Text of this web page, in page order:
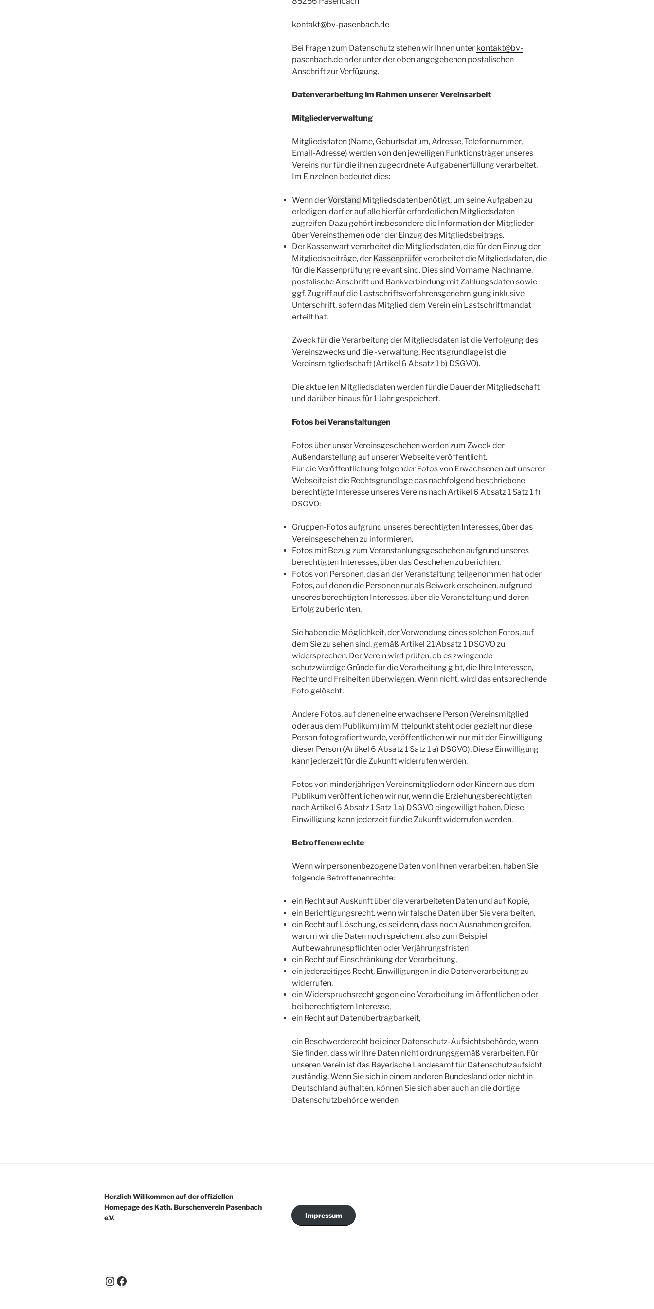
kontakt@bv-pasenbach.de
Bei Fragen zum Datenschutz stehen wir Ihnen unter kontakt@bv-
pasenbach.deoder unter der oben angegebenen postalischen
Anschrift zur Verfügung.
Datenverarbeitung im Rahmen unserer Vereinsarbeit
Mitgliederverwaltung
Mitgliedsdaten (Name, Geburtsdatum, Adresse, Telefonnummer,
Email-Adresse) werden von den jeweiligen Funktionsträger unseres
Vereins nur für die ihnen zugeordnete Aufgabenerfüllung verarbeitet.
Im Einzelnen bedeutet dies:
Wenn derVorstand Mitgliedsdaten benötigt, um seine Aufgaben zu
erledigen, darf er auf alle hierfür erforderlichen Mitgliedsdaten
zugreifen. Dazu gehört insbesondere die Information der Mitglieder
über Vereinsthemen oder der Einzug des Mitgliedsbeitrags.
Der Kassenwart verarbeitet die Mitgliedsdaten, die für den Einzug der
Mitgliedsbeiträge, der Kassenprüferverarbeitet die Mitgliedsdaten, die
für die Kassenprüfung relevant sind. Dies sind Vorname, Nachname,
postalische Anschrift und Bankverbindung mit Zahlungsdaten sowie
ggf. Zugriff auf die Lastschriftsverfahrensgenehmigung inklusive
Unterschrift, sofern das Mitglied dem Verein ein Lastschriftmandat
erteilt hat.
Zweck für die Verarbeitung der Mitgliedsdaten ist die Verfolgung des
Vereinszwecks und die -verwaltung. Rechtsgrundlage ist die
Vereinsmitgliedschaft (Artikel 6 Absatz 1 b) DSGVO).
Die aktuellen Mitgliedsdaten werden für die Dauer der Mitgliedschaft
und darüber hinaus für 1 Jahr gespeichert.
Fotos bei Veranstaltungen
Fotos über unser Vereinsgeschehen werden zum Zweck der
Außendarstellung auf unserer Webseite veröffentlicht.
Für die Veröffentlichung folgender Fotos von Erwachsenen auf unserer
Webseite ist die Rechtsgrundlage das nachfolgend beschriebene
berechtigte Interesse unseres Vereins nach Artikel 6 Absatz 1 Satz 1 f)
DSGVO:
Gruppen-Fotos aufgrund unseres berechtigten Interesses, über das
Vereinsgeschehen zu informieren,
Fotos mit Bezug zum Veranstanlungsgeschehen aufgrund unseres
berechtigten Interesses, über das Geschehen zu berichten,
Fotos von Personen, das an der Veranstaltung teilgenommen hat oder
Fotos, auf denen die Personen nur als Beiwerk erscheinen, aufgrund
unseres berechtigten Interesses, über die Veranstaltung und deren
Erfolg zu berichten.
Sie haben die Möglichkeit, der Verwendung eines solchen Fotos, auf
dem Sie zu sehen sind, gemäß Artikel 21 Absatz 1 DSGVO zu
widersprechen. Der Verein wird prüfen, ob es zwingende
schutzwürdige Gründe für die Verarbeitung gibt, die Ihre Interessen,
Rechte und Freiheiten überwiegen. Wenn nicht, wird das entsprechende
Foto gelöscht.
Andere Fotos, auf denen eine erwachsene Person (Vereinsmitglied
oder aus dem Publikum) im Mittelpunkt steht oder gezielt nur diese
Person fotografiert wurde, veröffentlichen wir nur mit der Einwilligung
dieser Person (Artikel 6 Absatz 1 Satz 1 a) DSGVO). Diese Einwilligung
kann jederzeit für die Zukunft widerrufen werden.
Fotos von minderjährigen Vereinsmitgliedern oder Kindern aus dem
Publikum veröffentlichen wir nur, wenn die Erziehungsberechtigten
nach Artikel 6 Absatz 1 Satz 1 a) DSGVO eingewilligt haben. Diese
Einwilligung kann jederzeit für die Zukunft widerrufen werden.
Betroffenenrechte
Wenn wir personenbezogene Daten von Ihnen verarbeiten, haben Sie
folgende Betroffenenrechte:
ein Recht auf Auskunft über die verarbeiteten Daten und auf Kopie,
ein Berichtigungsrecht, wenn wir falsche Daten über Sie verarbeiten,
ein Recht auf Löschung, es sei denn, dass noch Ausnahmen greifen,
warum wir die Daten noch speichern, also zum Beispiel
Aufbewahrungspflichten oder Verjährungsfristen
ein Recht auf Einschränkung der Verarbeitung,
ein jederzeitiges Recht, Einwilligungen in die Datenverarbeitung zu
widerrufen,
ein Widerspruchsrecht gegen eine Verarbeitung im öffentlichen oder
bei berechtigtem Interesse,
ein Recht auf Datenübertragbarkeit,
ein Beschwerderecht bei einer Datenschutz-Aufsichtsbehörde, wenn
Sie finden, dass wir Ihre Daten nicht ordnungsgemäß verarbeiten. Für
unseren Verein ist das Bayerische Landesamt für Datenschutzaufsicht
zuständig. Wenn Sie sich in einem anderen Bundesland oder nicht in
Deutschland aufhalten, können Sie sich aber auch an die dortige
Datenschutzbehörde wenden
Herzlich Willkommen auf der offiziellen
Homepage des Kath.Burschenverein Pasenbach
e.V.
Instagram
Facebook
Impressum